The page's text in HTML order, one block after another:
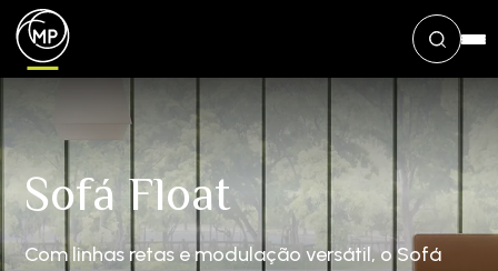
Sofá Float
Com linhas retas e modulação versátil, o Sofá